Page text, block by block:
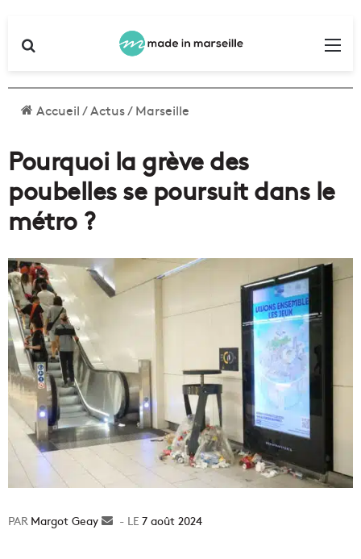
Accueil/Actus/Marseille
Pourquoi la grève des
poubelles se poursuit dans le
métro ?
Margot Geay
Envoyer7 août 2024